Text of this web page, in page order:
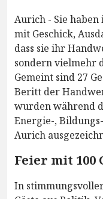
Aurich - Sie
mit Geschick,
dass sie ihr
sondern vielmehr
Gemeint sind 27
Beritt der
wurden während
Energie-,
Aurich
Feier mit 100
In